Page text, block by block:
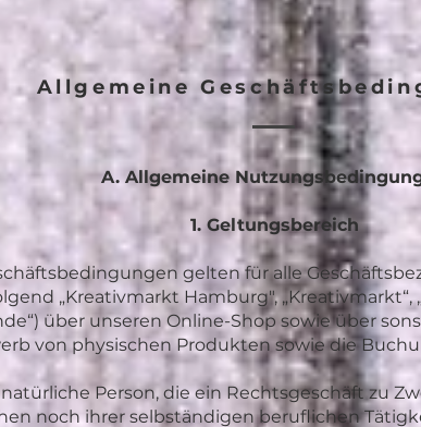
Allgemeine
A. Allgemeine
1. Geltungsbereich
gelten für alle
„Kreativmarkt Hamburg", „Kreativmarkt“,
über unseren Online-Shop sowie über
von physischen Produkten sowie die
Person, die ein Rechtsgeschäft zu
noch ihrer selbständigen beruflichen